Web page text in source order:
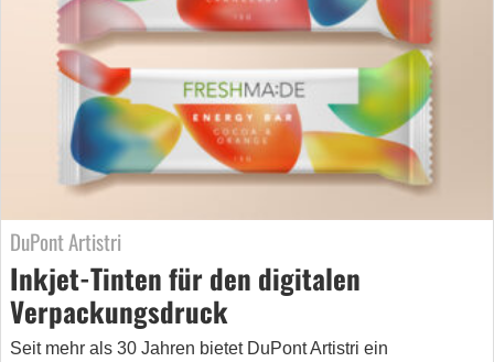
DuPont Artistri
Inkjet-Tinten für den digitalen
Verpackungsdruck
Seit mehr als 30 Jahren bietet DuPont Artistri ein